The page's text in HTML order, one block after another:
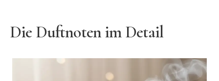
Die Duftnoten im Detail